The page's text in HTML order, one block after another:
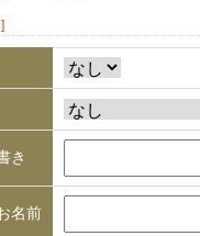
き
名前